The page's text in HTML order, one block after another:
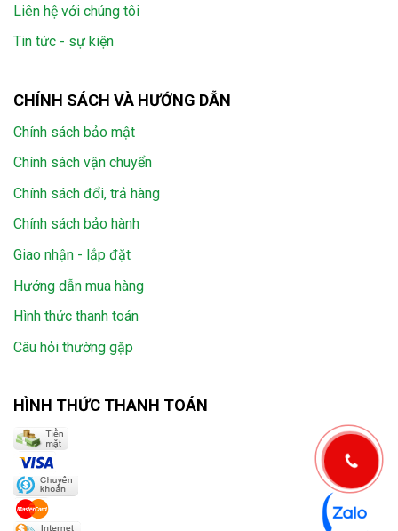
Liên hệ với chúng tôi
Tin tức - sự kiện
CHÍNH SÁCH VÀ HƯỚNG DẪN
Chính sách bảo mật
Chính sách vận chuyển
Chính sách đổi, trả hàng
Chính sách bảo hành
Giao nhận - lắp đặt
Hướng dẫn mua hàng
Hình thức thanh toán
Câu hỏi thường gặp
HÌNH THỨC THANH TOÁN